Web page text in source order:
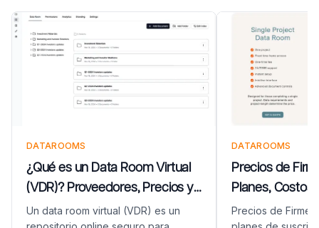
DATAROOMS
¿Qué es un Data Room Virtual
(VDR)? Proveedores, Precios y
Configuración
Un data room virtual (VDR) es un
DATAROOMS
Precios de
Planes, Costos
en una
Precios de